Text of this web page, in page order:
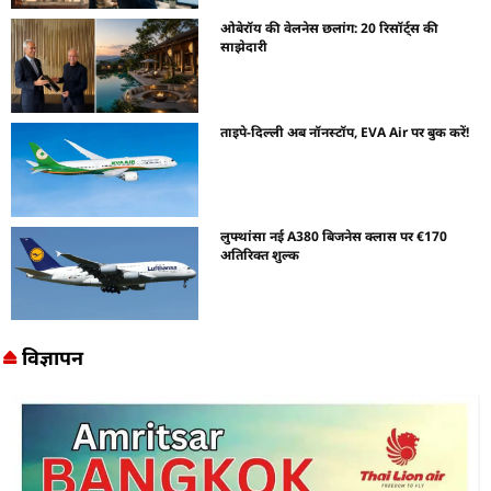
ओबेरॉय की वेलनेस छलांग: 20 रिसॉर्ट्स की
साझेदारी
ताइपे-दिल्ली अब नॉनस्टॉप, EVA Air पर बुक करें!
लुफ्थांसा नई A380 बिजनेस क्लास पर €170
अतिरिक्त शुल्क
विज्ञापन